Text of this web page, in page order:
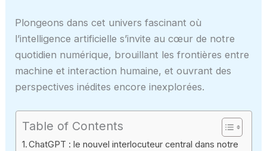
Plongeons dans cet univers fascinant où
l’intelligence artificielle s’invite au cœur de notre
quotidien numérique, brouillant les frontières entre
machine et interaction humaine, et ouvrant des
perspectives inédites encore inexplorées.
Table of Contents
ChatGPT : le nouvel interlocuteur central dans notre